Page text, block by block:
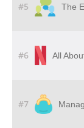
#5 The
#6 All
#7